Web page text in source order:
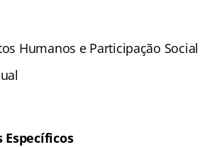
Humanos e Participação Social